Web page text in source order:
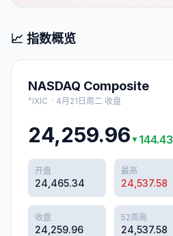
📈 指数概览
NASDAQ Composite
^IXIC · 4月21日周二 收盘
24,259.96 ▼ 144.43
开盘
24,465.34
最高
24,537.58
收盘
24,259.96
52周高
24,537.58